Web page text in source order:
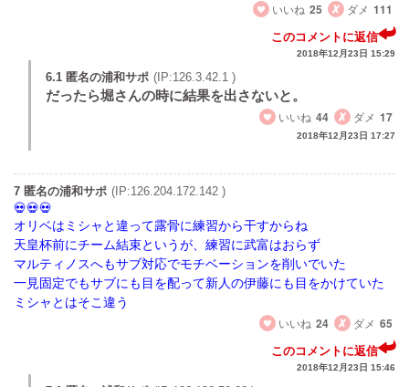
いいね 25 ダメ 111
このコメントに返信
2018年12月23日 15:29
6.1 匿名の浦和サポ (IP:126.3.42.1 )
だったら堀さんの時に結果を出さないと。
いいね 44 ダメ 17
2018年12月23日 17:27
7 匿名の浦和サポ (IP:126.204.172.142 )
オリベはミシャと違って露骨に練習から干すからね
天皇杯前にチーム結束というが、練習に武富はおらず
マルティノスへもサブ対応でモチベーションを削いでいた
一見固定でもサブにも目を配って新人の伊藤にも目をかけていた
ミシャとはそこ違う
いいね 24 ダメ 65
このコメントに返信
2018年12月23日 15:46